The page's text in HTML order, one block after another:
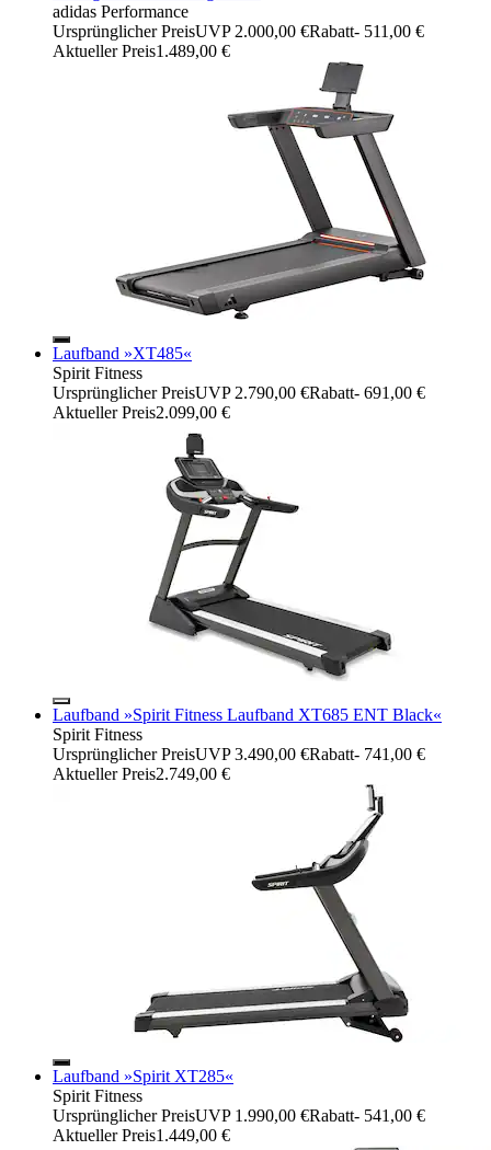
adidas Performance
Ursprünglicher PreisUVP 2.000,00 €Rabatt- 511,00 €
Aktueller Preis1.489,00 €
Laufband »XT485«
Spirit Fitness
Ursprünglicher PreisUVP 2.790,00 €Rabatt- 691,00 €
Aktueller Preis2.099,00 €
Laufband »Spirit Fitness Laufband XT685 ENT Black«
Spirit Fitness
Ursprünglicher PreisUVP 3.490,00 €Rabatt- 741,00 €
Aktueller Preis2.749,00 €
Laufband »Spirit XT285«
Spirit Fitness
Ursprünglicher PreisUVP 1.990,00 €Rabatt- 541,00 €
Aktueller Preis1.449,00 €